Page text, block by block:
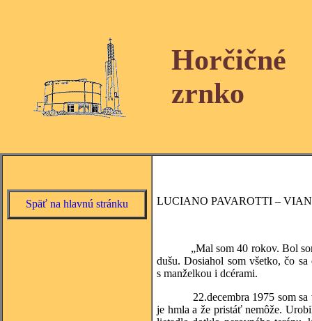
Horčičné
zrnko
Späť na hlavnú stránku LUCIANO PAVAROTTI –
„Mal som 40 rokov. Bol som
dušu. Dosiahol som všetko, čo
s manželkou i dcérami.
22.decembra 1975 som sa
je hmla a že pristáť nemôže.